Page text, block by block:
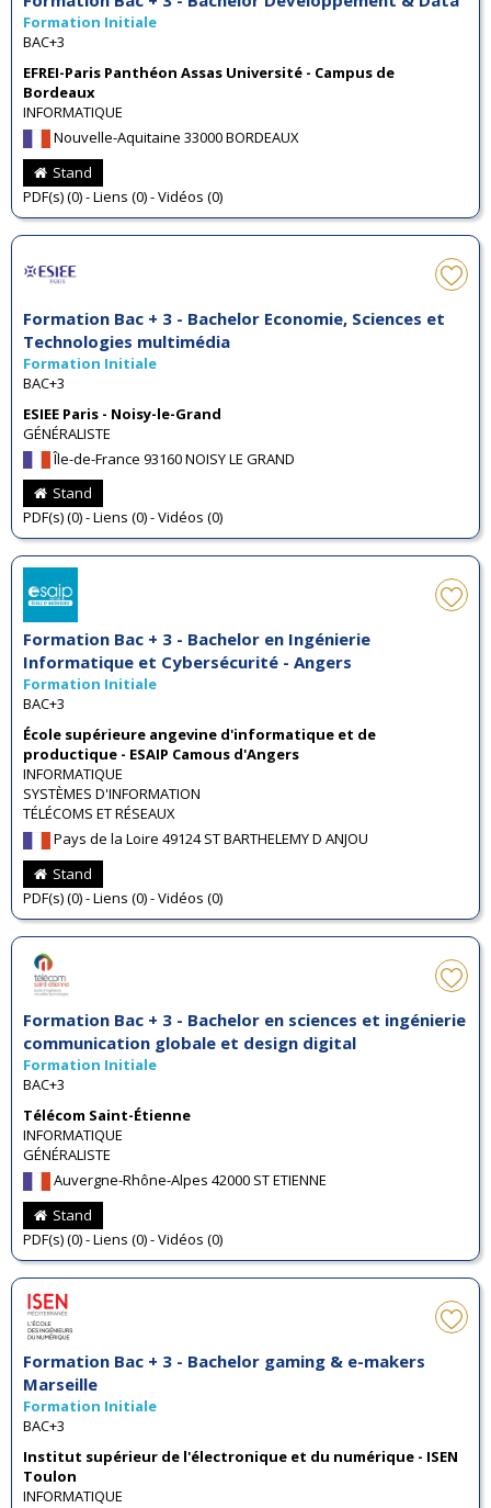
Formation Initiale
BAC+3
EFREI-Paris Panthéon Assas Université - Campus de
Bordeaux
INFORMATIQUE
Nouvelle-Aquitaine 33000 BORDEAUX
Stand
PDF(s) (0) - Liens (0) - Vidéos (0)
Formation Bac + 3 - Bachelor Economie, Sciences et
Technologies multimédia
Formation Initiale
BAC+3
ESIEE Paris - Noisy-le-Grand
GÉNÉRALISTE
Île-de-France 93160 NOISY LE GRAND
Stand
PDF(s) (0) - Liens (0) - Vidéos (0)
Formation Bac + 3 - Bachelor en Ingénierie
Informatique et Cybersécurité - Angers
Formation Initiale
BAC+3
École supérieure angevine d'informatique et de
productique - ESAIP Camous d'Angers
INFORMATIQUE
SYSTÈMES D'INFORMATION
TÉLÉCOMS ET RÉSEAUX
Pays de la Loire 49124 ST BARTHELEMY D ANJOU
Stand
PDF(s) (0) - Liens (0) - Vidéos (0)
Formation Bac + 3 - Bachelor en sciences et ingénierie
communication globale et design digital
Formation Initiale
BAC+3
Télécom Saint-Étienne
INFORMATIQUE
GÉNÉRALISTE
Auvergne-Rhône-Alpes 42000 ST ETIENNE
Stand
PDF(s) (0) - Liens (0) - Vidéos (0)
Formation Bac + 3 - Bachelor gaming & e-makers
Marseille
Formation Initiale
BAC+3
Institut supérieur de l'électronique et du numérique - ISEN
Toulon
INFORMATIQUE